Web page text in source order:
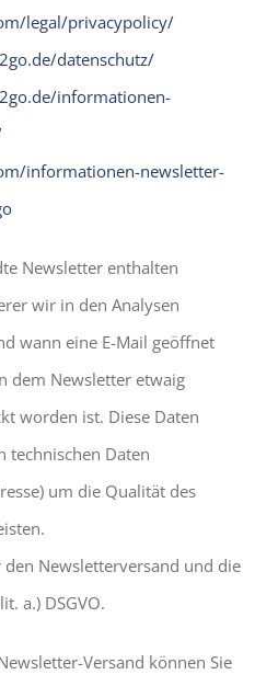
legal/privacypolicy/
datenschutz/
informationen-
informationen-newsletter-
Newsletter enthalten
wir in den Analysen
wann eine E-Mail geöffnet
dem Newsletter etwaig
worden ist. Diese Daten
technischen Daten
um die Qualität des
den Newsletterversand und die
a.) DSGVO.
Versand können Sie